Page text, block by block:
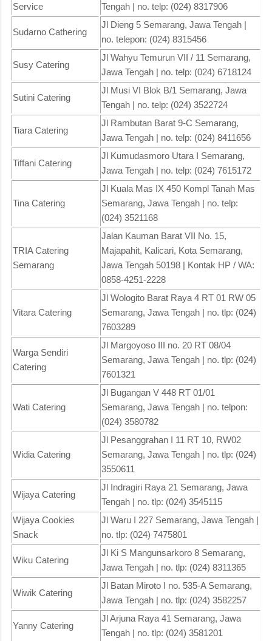
Service
Tengah | no. telp: (024) 8317906
Sudarno Cathering
Jl Dieng 5 Semarang, Jawa Tengah |
no. telepon: (024) 8315456
Susy Catering
Jl Wahyu Temurun VII / 11 Semarang,
Jawa Tengah | no. telp: (024) 6718124
Sutini Catering
Jl Musi VI Blok B/1 Semarang, Jawa
Tengah | no. telp: (024) 3522724
Tiara Catering
Jl Rambutan Barat 9-C Semarang,
Jawa Tengah | no. telp: (024) 8411656
Tiffani Catering
Jl Kumudasmoro Utara I Semarang,
Jawa Tengah | no. telp: (024) 7615172
Tina Catering
Jl Kuala Mas IX 450 Kompl Tanah Mas
Semarang, Jawa Tengah | no. telp:
(024) 3521168
TRIA Catering
Semarang
Jalan Kauman Barat VII No. 15,
Majapahit, Kalicari, Kota Semarang,
Jawa Tengah 50198 | Kontak HP / WA:
0858-4251-2228
Vitara Catering
Jl Wologito Barat Raya 4 RT 01 RW 05
Semarang, Jawa Tengah | no. tlp: (024)
7603289
Warga Sendiri
Catering
Jl Margoyoso III no. 20 RT 08/04
Semarang, Jawa Tengah | no. tlp: (024)
7601321
Wati Catering
Jl Bugangan V 448 RT 01/01
Semarang, Jawa Tengah | no. telpon:
(024) 3580782
Widia Catering
Jl Pesanggrahan I 11 RT 10, RW02
Semarang, Jawa Tengah | no. tlp: (024)
3550611
Wijaya Catering
Jl Indragiri Raya 21 Semarang, Jawa
Tengah | no. tlp: (024) 3545115
Wijaya Cookies
Snack
Jl Waru I 227 Semarang, Jawa Tengah |
no. tlp: (024) 7475801
Wiku Catering
Jl Ki S Mangunsarkoro 8 Semarang,
Jawa Tengah | no. tlp: (024) 8311365
Wiwik Catering
Jl Batan Miroto I no. 535-A Semarang,
Jawa Tengah | no. tlp: (024) 3582257
Yanny Catering
Jl Arjuna Raya 41 Semarang, Jawa
Tengah | no. tlp: (024) 3581201